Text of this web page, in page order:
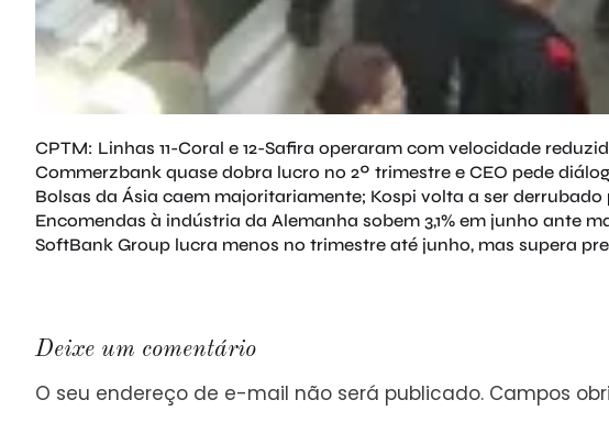
CPTM: Linhas 11-Coral e 12-Safira operaram com velocidade
Commerzbank quase dobra lucro no 2º trimestre e CEO pede
Bolsas da Ásia caem majoritariamente; Kospi volta a ser
Encomendas à indústria da Alemanha sobem 3,1% em junho ante
SoftBank Group lucra menos no trimestre até junho, mas supera
Deixe um comentário
O seu endereço de e-mail não será publicado. Campos